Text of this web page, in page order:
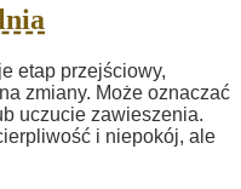
etap przejściowy,
zmiany. Może oznaczać
uczucie zawieszenia.
i niepokój, ale